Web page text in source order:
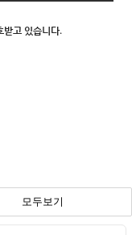
받고 있습니다.
모두보기